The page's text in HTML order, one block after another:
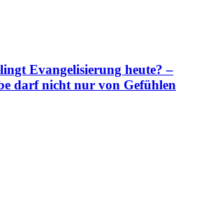
Evangelisierung heute? –
darf nicht nur von Gefühlen